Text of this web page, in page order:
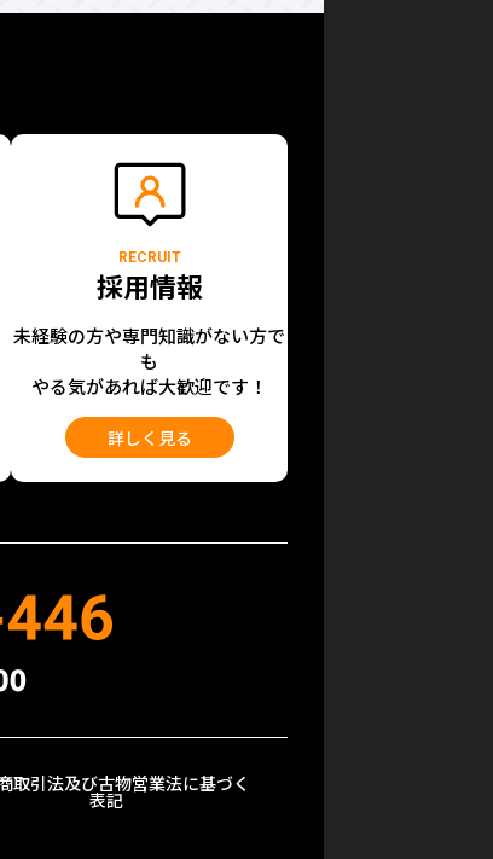
RECRUIT
採用情報
未経験の方や専門知識がない方で
も
やる気があれば大歓迎です！
詳しく見る
取引法及び古物営業法に基づく
表記